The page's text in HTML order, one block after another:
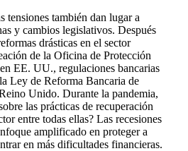
tensiones también dan lugar a
y cambios legislativos. Después
drásticas en el sector
de la Oficina de Protección
EE. UU., regulaciones bancarias
Ley de Reforma Bancaria de
Unido. Durante la pandemia,
las prácticas de recuperación
entre todas ellas? Las recesiones
amplificado en proteger a
en más dificultades financieras.